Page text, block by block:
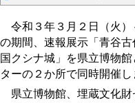
令和３年３月２日（火）
の期間、速報展示「青谷
国クシナ城」を県立博物
ターの２か所で同時開催し
県立博物館、埋蔵文化財